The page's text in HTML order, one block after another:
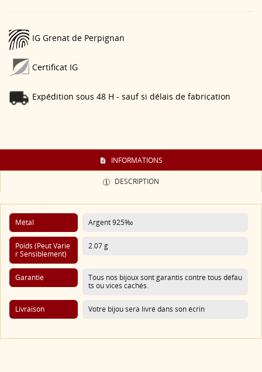
IG Grenat de Perpignan
Certificat IG
Expédition sous 48 H - sauf si délais de fabrication
INFORMATIONS
DESCRIPTION
Métal Argent 925‰
Poids (Peut Varie
R Sensiblement)
2.07 g
Garantie
Tous nos bijoux sont garantis contre tous défau
ts ou vices cachés.
Livraison Votre bijou sera livré dans son écrin